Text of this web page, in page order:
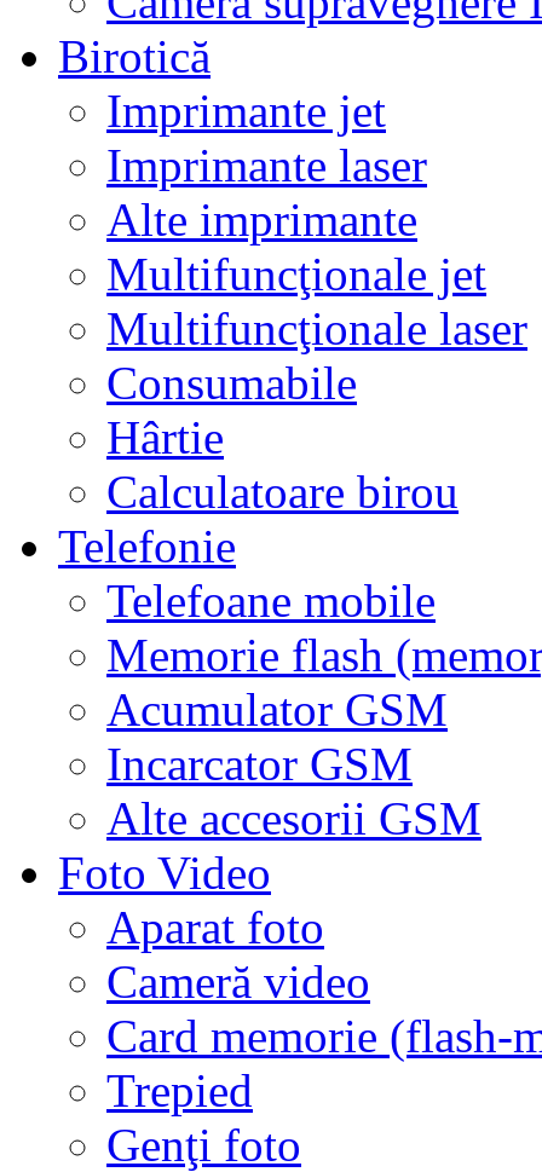
Birotică
Imprimante jet
Imprimante laser
Alte imprimante
Multifuncţionale jet
Multifuncţionale laser
Consumabile
Hârtie
Calculatoare birou
Telefonie
Telefoane mobile
Memorie flash
Acumulator GSM
Incarcator GSM
Alte accesorii GSM
Foto Video
Aparat foto
Cameră video
Card memorie (flash-
Trepied
Genţi foto